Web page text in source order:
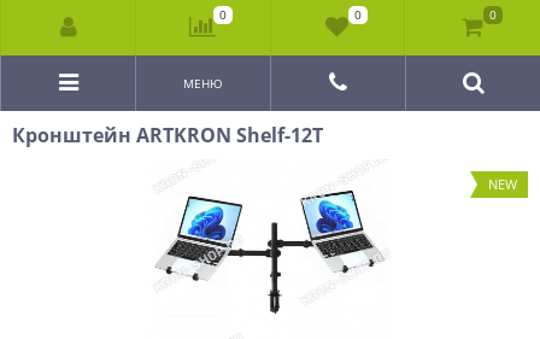
МЕНЮ
Кронштейн ARTKRON Shelf-12T
NEW
0 0 0